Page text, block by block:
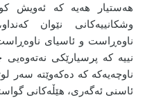
هەستیار هەیە کە ئەویش
وشکانییەکانی نێوان
ناوەڕاست و ئاسیای ناوەڕاست
نییە کە پرسیارێکی
ناوچەیەکە کە دەکەوێتە سەر
ئاسنی ئەگەری، هێڵەکانی